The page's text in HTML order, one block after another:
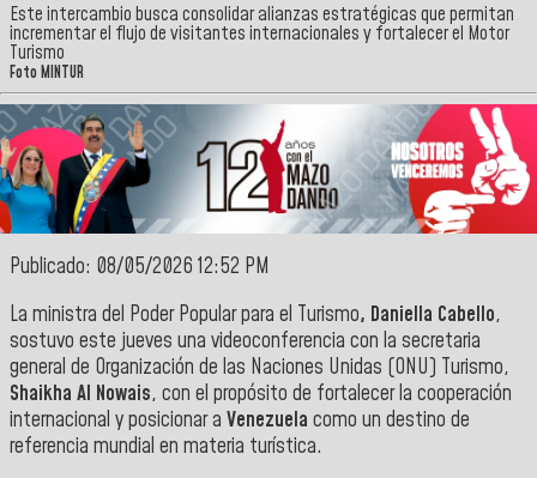
Este intercambio busca consolidar alianzas estratégicas que permitan
incrementar el flujo de visitantes internacionales y fortalecer el Motor
Turismo
Foto MINTUR
Publicado: 08/05/2026 12:52 PM
La ministra del Poder Popular para el Turismo, Daniella Cabello,
sostuvo este jueves una videoconferencia con la secretaria
general de Organización de las Naciones Unidas (ONU) Turismo,
Shaikha Al Nowais, con el propósito de fortalecer la cooperación
internacional y posicionar a Venezuela como un destino de
referencia mundial en materia turística.